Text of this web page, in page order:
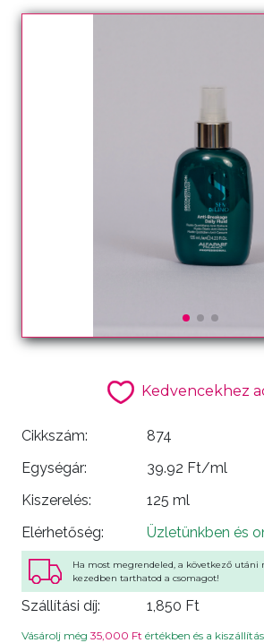
Kedvencekhez
Cikkszám:
874
Egységár:
39.92 Ft/ml
Kiszerelés:
125 ml
Elérhetőség:
Üzletünkben és
Ha most megrendeled, a következő
kezedben tarthatod a csomagot!
Szállítási díj: 1,850 Ft
Vásárolj még 35,000 Ft értékben és a